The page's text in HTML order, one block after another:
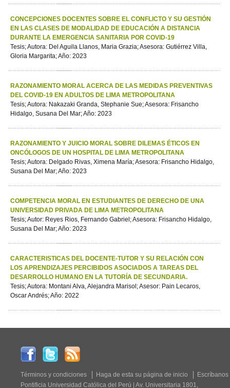
CONCEPCIONES DOCENTES SOBRE EL CONFLICTO Y SU GESTIÓN
EN LAS CLASES DE MODALIDAD DE EDUCACIÓN A DISTANCIA
DURANTE LA EMERGENCIA SANITARIA POR COVID-19
Tesis; Autora: Del Aguila Llanos, Maria Grazia; Asesora: Gutiérrez Villa,
Gloria Margarita; Año: 2023
RAZONAMIENTO MORAL ACERCA DE LAS MEDIDAS PREVENTIVAS
DEL COVID-19 EN ADULTOS DE LIMA METROPOLITANA
Tesis; Autora: Nakazaki Granda, Stephanie Sue; Asesora: Frisancho
Hidalgo, Susana Del Mar; Año: 2023
RAZONAMIENTO Y JUICIO MORAL SOBRE DILEMAS ÉTICOS EN
ONCÓLOGOS DE UN HOSPITAL DE LIMA METROPOLITANA
Tesis; Autora: Delgado Rivas, Ximena María; Asesora: Frisancho Hidalgo,
Susana Del Mar; Año: 2023
COMPETENCIA MORAL EN ESTUDIANTES DE DERECHO DE UNA
UNIVERSIDAD PRIVADA DE LIMA METROPOLITANA
Tesis; Autor: Reyes Rios, Fernando Gabriel; Asesora: Frisancho Hidalgo,
Susana Del Mar; Año: 2023
CARACTERISTICAS DEL DOCENTE-TUTOR Y SU RELACIÓN CON
LOS APRENDIZAJES PERCIBIDOS ASOCIADOS A TAREAS DEL
DESARROLLO HUMANO EN LA TUTORÍA DE SECUNDARIA.
Tesis; Autora: Montani Alva, Alejandra Marisol; Asesor: Pain Lecaros,
Oscar Andrés; Año: 2022
Términos y condiciones Haga de esta su página de inicio
Escríbanos
Pontificia Universidad Católica del Perú | Av. Universitaria 1801,